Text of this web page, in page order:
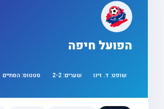
הפועל חיפה
שופט: ד. זינו שערים: 2-2 סטטוס: הסתיים